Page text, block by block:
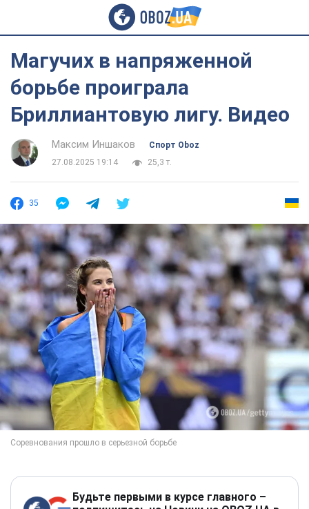
Магучих в напряженной
борьбе проиграла
Бриллиантовую лигу. Видео
Максим Иншаков
Спорт Oboz
27.08.2025 19:14
25,3 т.
35
Будьте первыми в курсе главного –